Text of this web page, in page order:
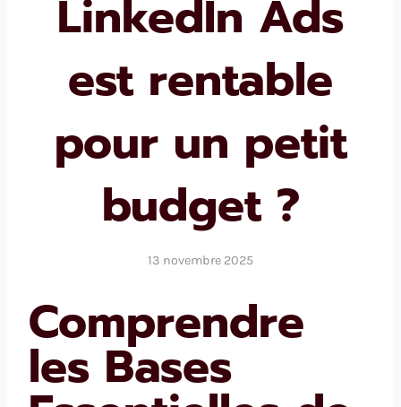
LinkedIn Ads
est rentable
pour un petit
budget ?
13 novembre 2025
Comprendre
les Bases